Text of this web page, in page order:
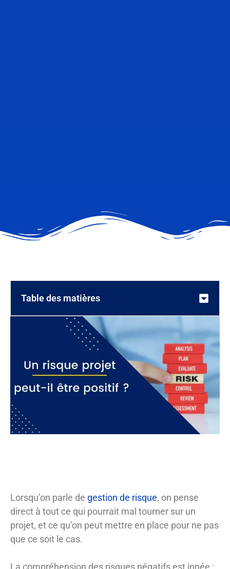
Table des matières
Lorsqu’on parle de gestion de risque, on pense
direct à tout ce qui pourrait mal tourner sur un
projet, et ce qu’on peut mettre en place pour ne pas
que ce soit le cas.
La compréhension des risques négatifs est innée :